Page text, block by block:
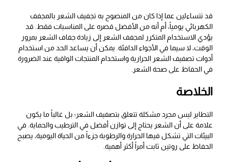
قد تتساءلين عما إذا كان من المنصوح به تجفيف الشعر بالمجفف
الكهربائي يومياً، أم أنه من الأفضل قصره على المناسبات فقط. قد
يؤدي الاستخدام المتكرر لمجفف الشعر إلى زيادة جفاف الشعر بمرور
الوقت، لا سيما في الأجواء الدافئة. يمكن أن يساعد الحد من استخدام
أدوات تصفيف الشعر الحرارية واستخدام المنتجات الواقية عند الضرورة
في الحفاظ على صحة الشعر.
الخلاصة
التطاير ليس مجرد مشكلة تتعلق بتصفيف الشعر؛ بل غالباً ما يكون
علامة على أن الشعر يحتاج إلى توازن أفضل في الترطيب والحماية. في
البيئات التي تشكل فيها الحرارة والرطوبة جزءاً من الحياة اليومية، يصبح
الحفاظ على روتين ثابت أمراً أكثر أهمية.